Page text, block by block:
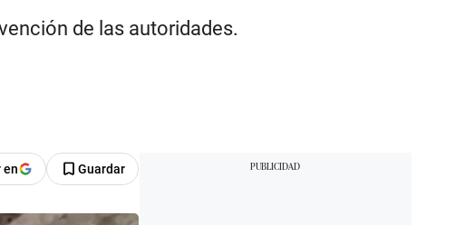
de las autoridades.
en Guardar